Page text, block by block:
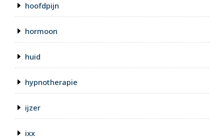
hoofdpijn
hormoon
huid
hypnotherapie
ijzer
ixx